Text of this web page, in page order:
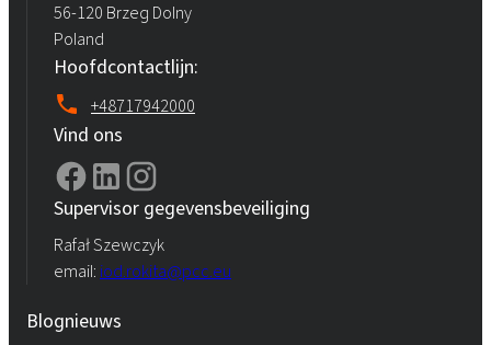
56-120 Brzeg Dolny
Poland
Hoofdcontactlijn:
+48717942000
Vind ons
Supervisor gegevensbeveiliging
Rafał Szewczyk
email: iod.rokita@pcc.eu
Blognieuws